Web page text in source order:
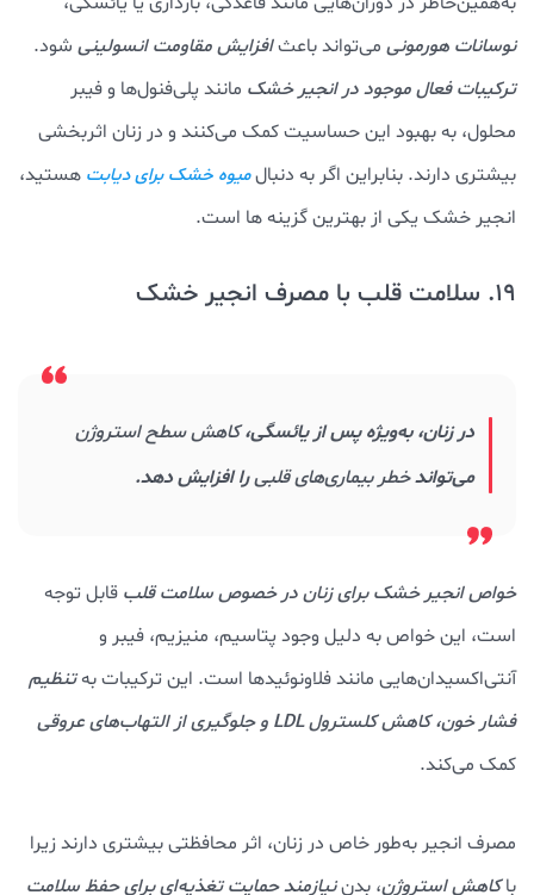
نوسانات هورمونی می‌تواند باعثافزایش مقاومت انسولینی شود.
ترکیبات فعال موجود در انجیر خشک مانند پلی‌فنول‌ها و فیبر
محلول، به بهبود این حساسیت کمک می‌کنند و در زنان اثربخشی
بیشتری دارند. بنابراین اگر به دنبالمیوه خشک برای دیابت هستید،
انجیر خشک یکی از بهترین گزینه ها است.
19. سلامت قلب با مصرف انجیر خشک
در زنان، به‌ویژه پس از یائسگی،کاهش سطح استروژن
می‌تواندخطر بیماری‌های قلبیرا افزایش دهد.
خواص انجیر خشک برای زنان در خصوص سلامت قلب قابل توجه
است، این خواص به دلیل وجود پتاسیم، منیزیم، فیبر و
آنتی‌اکسیدان‌هایی مانند فلاونوئیدها است. این ترکیبات بهتنظیم
فشار خون، کاهش کلسترول LDL و جلوگیری از التهاب‌های عروقی
کمک می‌کند.
مصرف انجیر به‌طور خاص در زنان، اثر محافظتی بیشتری دارند زیرا
باکاهش استروژن، بدننیازمند حمایت تغذیه‌ای برای حفظ سلامت